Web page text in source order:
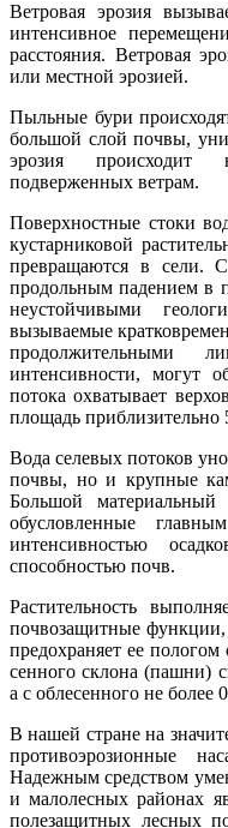
Ветровая эрозия
интенсивное
расстояния. Ветровая
или местной эрозией.
Пыльные бури
большой слой почвы,
эрозия происходит
подверженных ветрам.
Поверхностные стоки
кустарниковой
превращаются в сели.
продольным падением в
неустойчивыми
вызываемые
продолжительными
интенсивности, могут
потока охватывает
площадь приблизительно
Вода селевых потоков
почвы, но и крупные
Большой
обусловленные
интенсивностью
способностью почв.
Растительность
почвозащитные функции,
предохраняет ее
сенного склона (пашни)
а с облесенного не более
В нашей стране на
противоэрозионные
Надежным средством
и малолесных районах
полезащитных лесных